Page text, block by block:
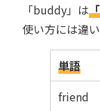
「buddy」は
使い方には違い
単語
friend